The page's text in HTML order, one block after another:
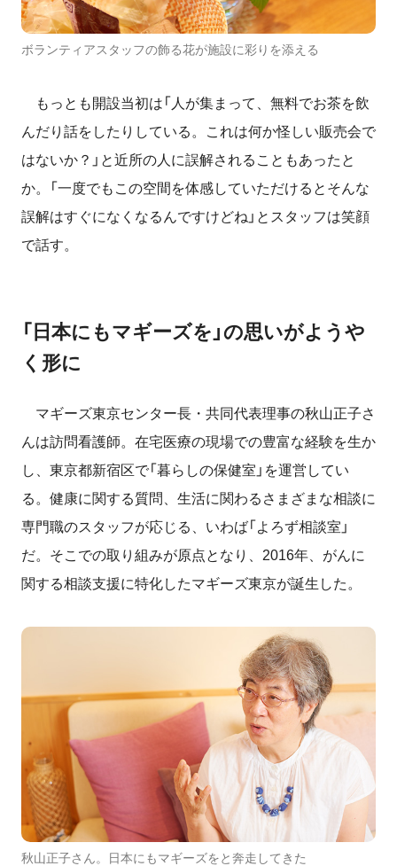
ボランティアスタッフの飾る花が施設に彩りを添える
もっとも開設当初は「人が集まって、無料でお茶を飲
んだり話をしたりしている。これは何か怪しい販売会で
はないか？」と近所の人に誤解されることもあったと
か。「一度でもこの空間を体感していただけるとそんな
誤解はすぐになくなるんですけどね」とスタッフは笑顔
で話す。
「日本にもマギーズを」の思いがようや
く形に
マギーズ東京センター長・共同代表理事の秋山正子さ
んは訪問看護師。在宅医療の現場での豊富な経験を生か
し、東京都新宿区で「暮らしの保健室」を運営してい
る。健康に関する質問、生活に関わるさまざまな相談に
専門職のスタッフが応じる、いわば「よろず相談室」
だ。そこでの取り組みが原点となり、2016年、がんに
関する相談支援に特化したマギーズ東京が誕生した。
秋山正子さん。日本にもマギーズをと奔走してきた